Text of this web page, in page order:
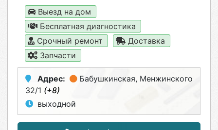
Выезд на дом
Бесплатная диагностика
Срочный ремонт
Доставка
Запчасти
Адрес: Бабушкинская, Менжинского
32/1 (+8)
выходной